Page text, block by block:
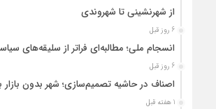
از شهرنشینی تا شهروندی
6 روز قبل
انسجام ملی؛ مطالبه‌ای فراتر از سلیقه‌های
6 روز قبل
اصناف در حاشیه تصمیم‌سازی؛ شهر بدون
1 هفته قبل